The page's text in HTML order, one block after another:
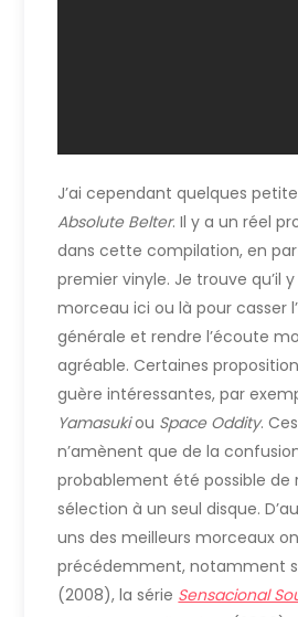
J’ai cependant quelques
Absolute Belter. Il y a un réel
dans cette compilation, en
premier vinyle. Je trouve qu’il
morceau ici ou là pour casser
générale et rendre l’écoute
agréable. Certaines
guère intéressantes, par
Yamasukiou Space Oddity.
n’amènent que de la
probablement été possible de
sélection à un seul disque.
uns des meilleurs morceaux
précédemment, notamment
(2008), la série Sensacional